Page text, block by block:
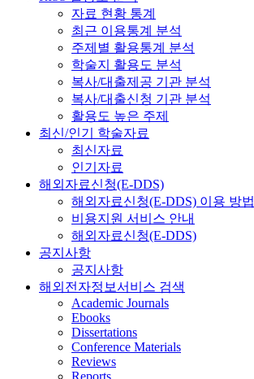
자료 현황 통계
최근 이용통계 분석
주제별 활용통계 분석
학술지 활용도 분석
복사/대출제공 기관 분석
복사/대출신청 기관 분석
활용도 높은 주제
최신/인기 학술자료
최신자료
인기자료
해외자료신청(E-DDS)
해외자료신청(E-DDS) 이용 방법
비용지원 서비스 안내
해외자료신청(E-DDS)
공지사항
공지사항
해외전자정보서비스 검색
Academic Journals
Ebooks
Dissertations
Conference Materials
Reviews
Reports